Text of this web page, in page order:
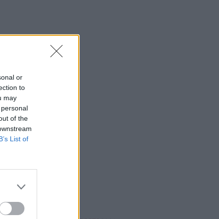
or
to
may
of the
List of